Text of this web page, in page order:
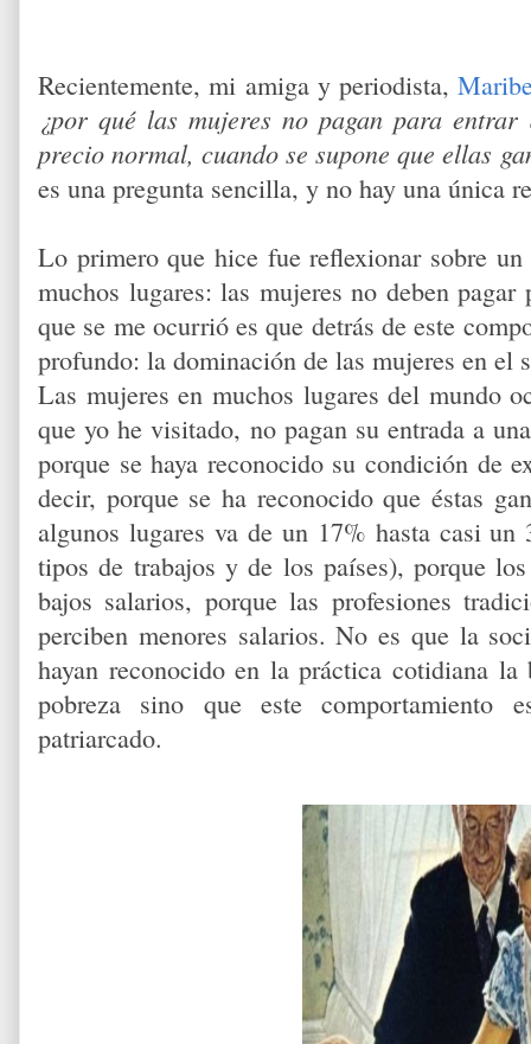
Recientemente, mi amiga y periodista,
¿por qué las mujeres no pagan para
precio normal, cuando se supone que ellas
es una pregunta sencilla, y no hay una única
Lo primero que hice fue reflexionar sobre
muchos lugares: las mujeres no deben
que se me ocurrió es que detrás de este
profundo: la dominación de las mujeres en el
Las mujeres en muchos lugares del mundo
que yo he visitado, no pagan su entrada a
porque se haya reconocido su condición de
decir, porque se ha reconocido que éstas
algunos lugares va de un 17% hasta casi
tipos de trabajos y de los países), porque
bajos salarios, porque las profesiones
perciben menores salarios. No es que la
hayan reconocido en la práctica cotidiana
pobreza sino que este comportamiento
patriarcado.